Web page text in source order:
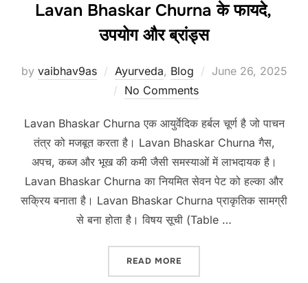
Lavan Bhaskar Churna के फायदे,
उपयोग और ब्रांड्स
by vaibhav9as Ayurveda, Blog
Posted
June 26, 2025
No Comments
Lavan Bhaskar Churna एक आयुर्वेदिक हर्बल चूर्ण है जो पाचन
तंत्र को मजबूत करता है। Lavan Bhaskar Churna गैस,
अपच, कब्ज और भूख की कमी जैसी समस्याओं में लाभदायक है।
Lavan Bhaskar Churna का नियमित सेवन पेट को हल्का और
सक्रिय बनाता है। Lavan Bhaskar Churna प्राकृतिक सामग्री
से बना होता है। विषय सूची (Table …
READ MORE